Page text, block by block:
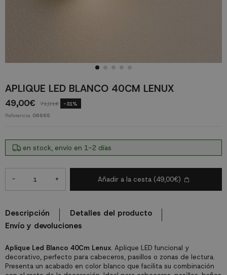
APLIQUE LED BLANCO 40CM LENUX
49,00€ 71,01€ -31%
Referencia 06665
Aplique Led Blanco 40Cm Lenux. Aplique LED funcional y
decorativo, perfecto para cabeceros, pasillos o zonas de lectura.
Presenta un acabado en color blanco que facilita su combinación
en stock, envío en 1-2 días
- + Añadir a la cesta (49,00€)
Descripción
Detalles del producto
Envío y devoluciones